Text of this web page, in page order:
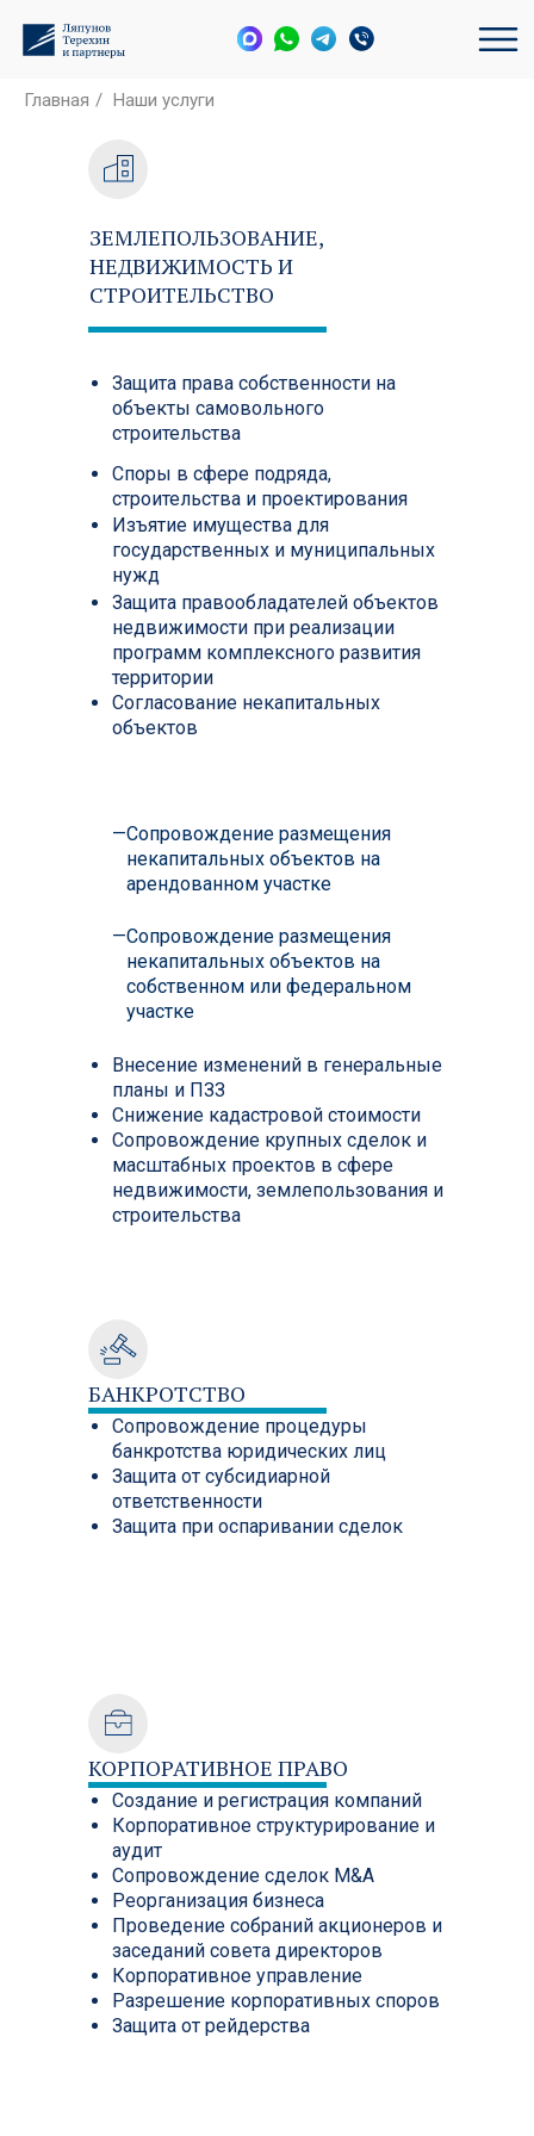
Главная / Наши услуги
Внесение изменений в генеральные
планы и ПЗЗ
Снижение кадастровой стоимости
Сопровождение крупных сделок и
масштабных проектов в сфере
недвижимости, землепользования и
строительства
—Сопровождение размещения
некапитальных объектов на
собственном или федеральном
участке
—Сопровождение размещения
некапитальных объектов на
арендованном участке
Защита права собственности на
объекты самовольного
строительства
Споры в сфере подряда,
строительства и проектирования
Изъятие имущества для
государственных и муниципальных
нужд
Защита правообладателей объектов
недвижимости при реализации
программ комплексного развития
территории
Согласование некапитальных
объектов
ЗЕМЛЕПОЛЬЗОВАНИЕ,
НЕДВИЖИМОСТЬ И
СТРОИТЕЛЬСТВО
КОРПОРАТИВНОЕ ПРАВО
Создание и регистрация компаний
Корпоративное структурирование и
аудит
Сопровождение сделок M&A
Реорганизация бизнеса
Проведение собраний акционеров и
заседаний совета директоров
Корпоративное управление
Разрешение корпоративных споров
Защита от рейдерства
БАНКРОТСТВО
Сопровождение процедуры
банкротства юридических лиц
Защита от субсидиарной
ответственности
Защита при оспаривании сделок